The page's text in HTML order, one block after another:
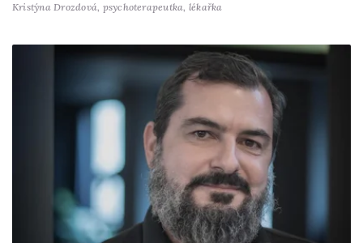
Kristýna Drozdová, psychoterapeutka, lékařka